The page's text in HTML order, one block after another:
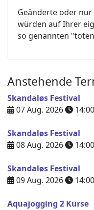
Geänderte oder
würden auf Ihrer
so genannten
Anstehende
Skandaløs Festival
07 Aug. 2026
14:00
Skandaløs Festival
08 Aug. 2026
14:00
Skandaløs Festival
09 Aug. 2026
14:00
Aquajogging 2 Kurse